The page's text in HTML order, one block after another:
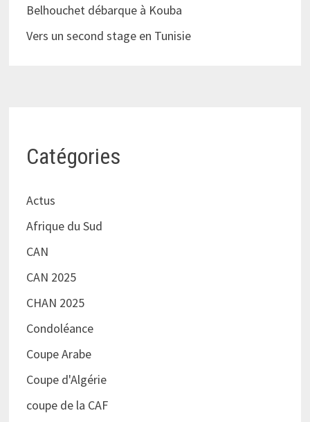
Belhouchet débarque à Kouba
Vers un second stage en Tunisie
Catégories
Actus
Afrique du Sud
CAN
CAN 2025
CHAN 2025
Condoléance
Coupe Arabe
Coupe d'Algérie
coupe de la CAF